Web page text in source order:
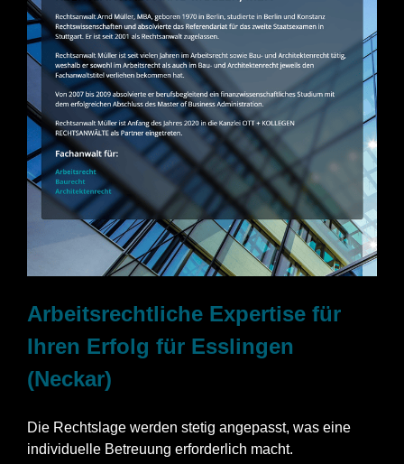
Arbeitsrechtliche Expertise für
Ihren Erfolg für Esslingen
(Neckar)
Die Rechtslage werden stetig angepasst, was eine
individuelle Betreuung erforderlich macht.